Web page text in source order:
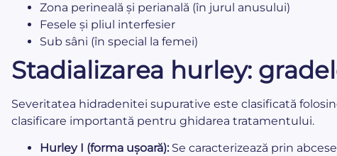
Zona perineală și perianală (în jurul anusului)
Fesele și pliul interfesier
Sub sâni (în special la femei)
Stadializarea hurley:
Severitatea hidradenitei supurative este clasificată
clasificare importantă pentru ghidarea tratamentului.
Hurley I (forma ușoară):Se caracterizează prin